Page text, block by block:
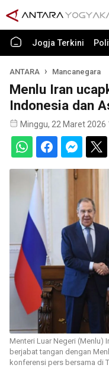
Jogja Terkini
ANTARA Mancanegara
Menlu Iran
Indonesia dan
Minggu, 22 Maret 2026
Menteri Luar Negeri (Menlu)
berjabat tangan dengan
konferensi pers bersama di